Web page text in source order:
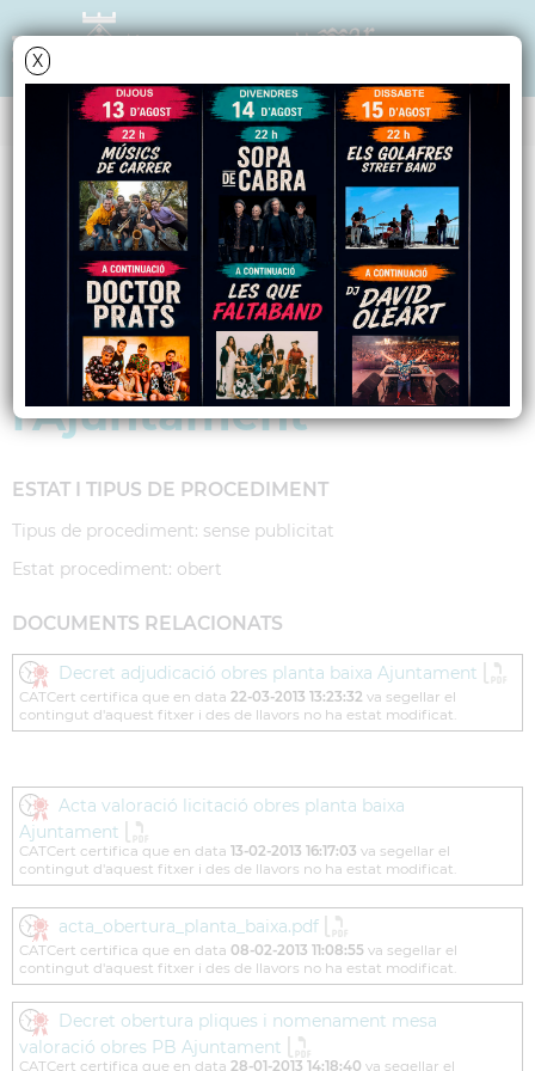
X
Data i hora oficial: 10-08-2026 04:32:57
PERFIL DE CONTRACTANT
Licitació de les obres
de remodelació de la
planta baixa de
l'Ajuntament
ESTAT I TIPUS DE PROCEDIMENT
Tipus de procediment: sense publicitat
Estat procediment: obert
DOCUMENTS RELACIONATS
Decret adjudicació obres planta baixa Ajuntament
CATCert certifica que en data 22-03-2013 13:23:32 va segellar el
contingut d'aquest fitxer i des de llavors no ha estat modificat.
Acta valoració licitació obres planta baixa
Ajuntament
CATCert certifica que en data 13-02-2013 16:17:03 va segellar el
contingut d'aquest fitxer i des de llavors no ha estat modificat.
acta_obertura_planta_baixa.pdf
CATCert certifica que en data 08-02-2013 11:08:55 va segellar el
contingut d'aquest fitxer i des de llavors no ha estat modificat.
Decret obertura pliques i nomenament mesa
valoració obres PB Ajuntament
CATCert certifica que en data 28-01-2013 14:18:40 va segellar el